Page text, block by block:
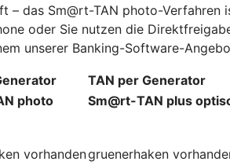
das Sm@rt-TAN photo-
oder Sie nutzen die
unserer Banking-Software-
TAN per Generator
photo Sm@rt-TAN plus
vorhandengruenerhaken